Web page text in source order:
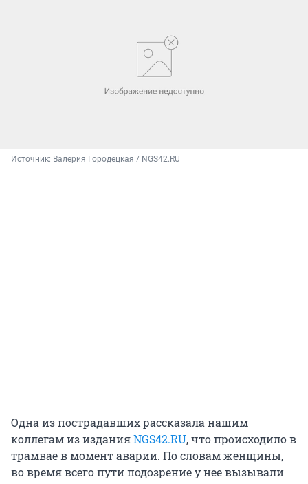
Источник: Валерия Городецкая / NGS42.RU
Одна из пострадавших рассказала нашим
коллегам из изданияNGS42.RU, что происходило в
трамвае в момент аварии. По словам женщины,
во время всего пути подозрение у нее вызывали